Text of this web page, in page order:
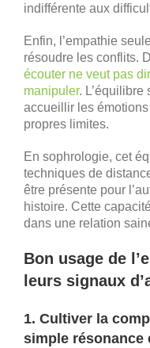
indifférente aux
Enfin, l’empathie
résoudre les conflits.
écouter ne veut pas
manipuler. L’équilibre
accueillir les
propres limites.
En sophrologie, cet
techniques de
être présente pour
histoire. Cette
dans une relation
Bon usage de
leurs signaux
1. Cultiver la
simple résonance